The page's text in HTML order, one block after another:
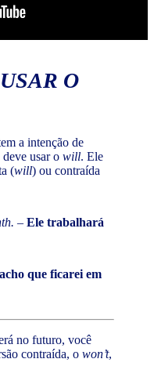
O
a intenção de
usar o will. Ele
(will) ou contraída
– Ele trabalhará
que ficarei em
no futuro, você
contraída, o won’t,